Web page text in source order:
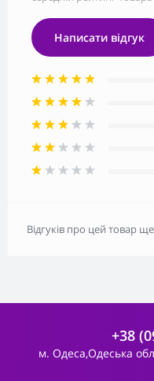
Написати відгук
Відгуків про цей товар
+38
м. Одеса,Одеська